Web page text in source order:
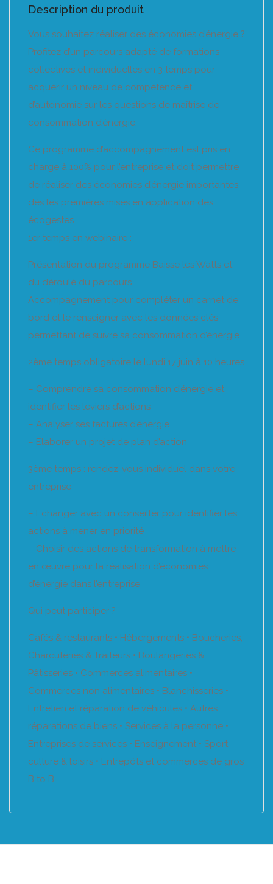
Description du produit
Vous souhaitez réaliser des économies d’énergie ?
Profitez d’un parcours adapté de formations
collectives et individuelles en 3 temps pour
acquérir un niveau de compétence et
d’autonomie sur les questions de maîtrise de
consommation d’énergie.
Ce programme d’accompagnement est pris en
charge à 100% pour l’entreprise et doit permettre
de réaliser des économies d’énergie importantes
dès les premières mises en application des
écogestes.
1er temps en webinaire :
Présentation du programme Baisse les Watts et
du déroulé du parcours
Accompagnement pour compléter un carnet de
bord et le renseigner avec les données clés
permettant de suivre sa consommation d’énergie
2ème temps obligatoire le lundi 17 juin à 10 heures
– Comprendre sa consommation d’énergie et
identifier les leviers d’actions
– Analyser ses factures d’énergie
– Elaborer un projet de plan d’action
3ème temps : rendez-vous individuel dans votre
entreprise
– Echanger avec un conseiller pour identifier les
actions à mener en priorité
– Choisir des actions de transformation à mettre
en œuvre pour la réalisation d’économies
d’énergie dans l’entreprise
Qui peut participer ?
Cafés & restaurants • Hébergements • Boucheries,
Charcuteries & Traiteurs • Boulangeries &
Pâtisseries • Commerces alimentaires •
Commerces non alimentaires • Blanchisseries •
Entretien et réparation de véhicules • Autres
réparations de biens • Services à la personne •
Entreprises de services • Enseignement • Sport,
culture & loisirs • Entrepôts et commerces de gros
B to B